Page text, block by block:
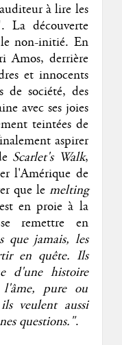
à lire les
La découverte
non-initié. En
Amos, derrière
et innocents
de société, des
avec ses joies
teintées de
aspirer
Scarlet's Walk,
l'Amérique de
que le melting
en proie à la
remettre en
que jamais, les
en quête. Ils
d'une histoire
l'âme, pure ou
veulent aussi
questions.".